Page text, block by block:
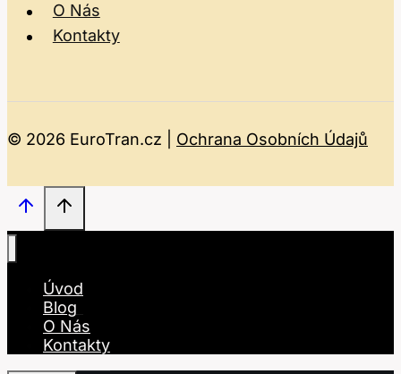
O Nás
Kontakty
© 2026 EuroTran.cz | Ochrana Osobních Údajů
Úvod
Blog
O Nás
Kontakty